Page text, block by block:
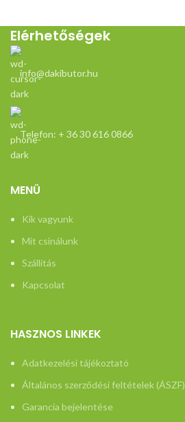
Elérhetőségek
info@dakibutor.hu
Telefon: + 36 30 616 0866
MENÜ
Kik vagyunk
Mit csinálunk
Szállítás
Kapcsolat
HASZNOS LINKEK
Adatkezelési tájékoztató
Általános szerződési feltételek (ÁSZF)
Garancia bejelentése